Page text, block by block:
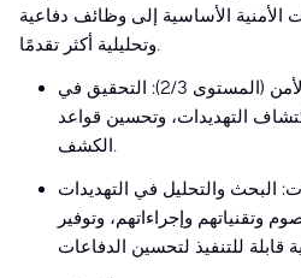
الأمنية الأساسية إلى وظائف دفاعية
وتحليلية أكثر تقدمًا.
محلل مركز عمليات الأمن (المستوى 2/3): التحقيق في
التهديدات، وتحسين قواعد
الكشف.
البحث والتحليل في التهديدات
وتقنياتهم وإجراءاتهم، وتوفير